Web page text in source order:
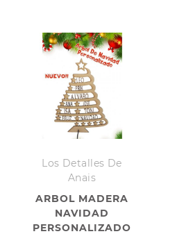
Los Detalles De
Anais
ARBOL MADERA
NAVIDAD
PERSONALIZADO